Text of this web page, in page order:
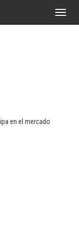
A
en el mercado